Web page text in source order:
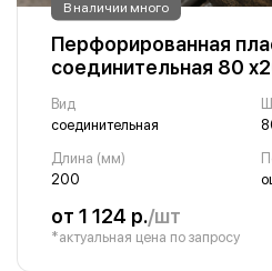
В наличии много
Перфорированная
соединительная 80
Вид
соединительная
Длина (мм)
200
от 1 124 р./шт
*актуальная цена по запросу